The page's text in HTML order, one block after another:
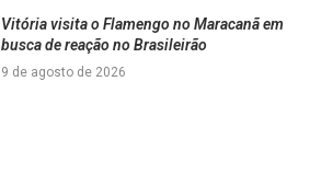
Vitória visita o Flamengo no Maracanã em
busca de reação no Brasileirão
9 de agosto de 2026